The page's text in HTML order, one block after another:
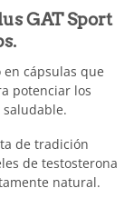
GAT Sport
cápsulas que
potenciar los
de tradición
de testosterona
natural.